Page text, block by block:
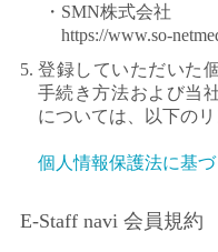
・SMN株式会社
https://www.so-
5. 登録していただいた
手続き方法および当
については、以下の
個人情報保護法に基
E-Staff navi 会員規約